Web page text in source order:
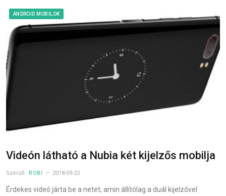
ANDROID MOBILOK
Videón látható a Nubia két kijelzős mobilja
Szerző: ROBI 2018-09-22
Érdekes videó járta be a netet, amin állítólag a duál kijelzővel